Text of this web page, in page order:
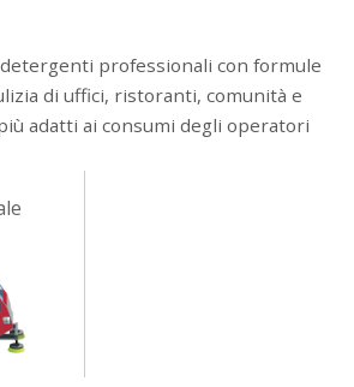
professionali con formule
di uffici, ristoranti, comunità e
adatti ai consumi degli operatori